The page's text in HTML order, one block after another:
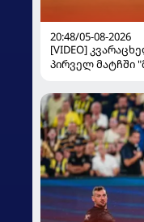
20:48/05-08-2026
[VIDEO]
პირველ მატჩში